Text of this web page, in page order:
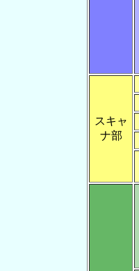
スキャ
ナ部